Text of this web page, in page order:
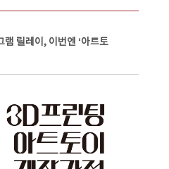
릴레이, 이번엔 ‘아트토